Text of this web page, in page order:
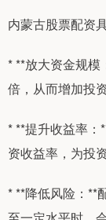
内蒙古股票配资
* **放大资金规模
倍，从而增加投
* **提升收益率：
资收益率，为投
* **降低风险：**